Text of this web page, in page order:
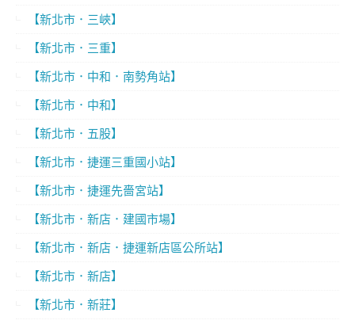
【新北市．三峽】
【新北市．三重】
【新北市．中和．南勢角站】
【新北市．中和】
【新北市．五股】
【新北市．捷運三重國小站】
【新北市．捷運先嗇宮站】
【新北市．新店．建國市場】
【新北市．新店．捷運新店區公所站】
【新北市．新店】
【新北市．新莊】